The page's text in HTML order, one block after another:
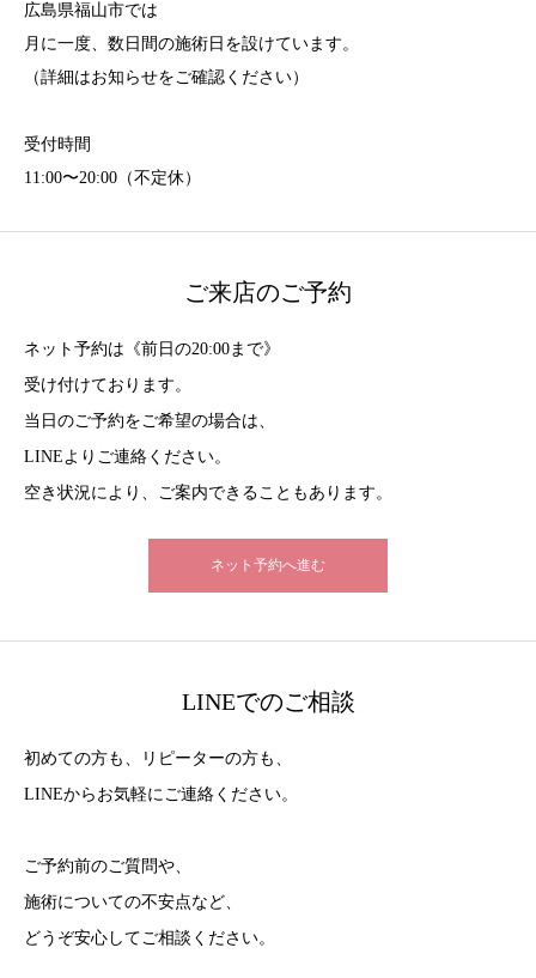
広島県福山市では
月に一度、数日間の施術日を設けています。
（詳細はお知らせをご確認ください）
受付時間
11:00〜20:00（不定休）
ご来店のご予約
ネット予約は《前日の20:00まで》
受け付けております。
当日のご予約をご希望の場合は、
LINEよりご連絡ください。
空き状況により、ご案内できることもあります。
ネット予約へ進む
LINEでのご相談
初めての方も、リピーターの方も、
LINEからお気軽にご連絡ください。
ご予約前のご質問や、
施術についての不安点など、
どうぞ安心してご相談ください。